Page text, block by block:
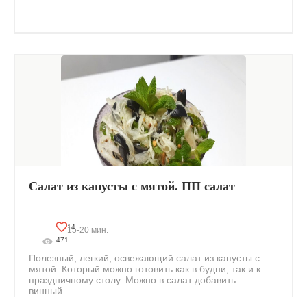
Салат из капусты с мятой. ПП салат
14
15-20 мин.
471
Полезный, легкий, освежающий салат из капусты с
мятой. Который можно готовить как в будни, так и к
праздничному столу. Можно в салат добавить
винный...